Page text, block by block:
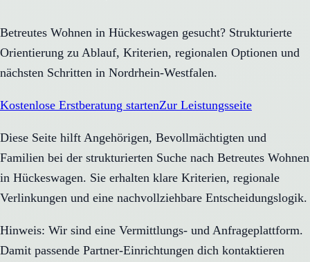
Betreutes Wohnen in Hückeswagen gesucht? Strukturierte
Orientierung zu Ablauf, Kriterien, regionalen Optionen und
nächsten Schritten in Nordrhein-Westfalen.
Kostenlose Erstberatung startenZur Leistungsseite
Diese Seite hilft Angehörigen, Bevollmächtigten und
Familien bei der strukturierten Suche nach Betreutes Wohnen
in Hückeswagen. Sie erhalten klare Kriterien, regionale
Verlinkungen und eine nachvollziehbare Entscheidungslogik.
Hinweis: Wir sind eine Vermittlungs- und Anfrageplattform.
Damit passende Partner-Einrichtungen dich kontaktieren